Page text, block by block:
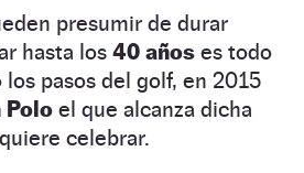
presumir de durar
hasta los 40 años es todo
pasos del golf, en 2015
Polo el que alcanza dicha
celebrar.